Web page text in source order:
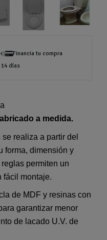
Financia tu compra
días
a medida.
realiza a partir del
forma, dimensión y
permiten un
fácil montaje.
de MDF y resinas con
garantizar menor
de lacado U.V. de